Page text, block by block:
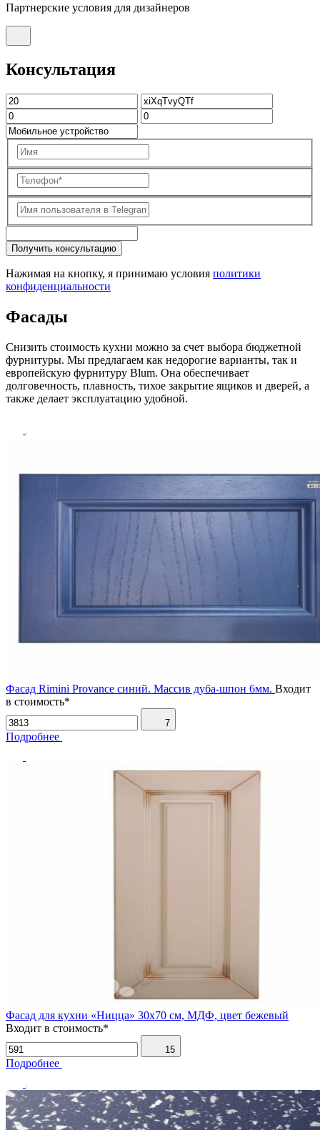
Партнерские условия для дизайнеров
Консультация
Получить консультацию
Нажимая на кнопку, я принимаю условия политики
конфиденциальности
Фасады
Снизить стоимость кухни можно за счет выбора бюджетной
фурнитуры. Мы предлагаем как недорогие варианты, так и
европейскую фурнитуру Blum. Она обеспечивает
долговечность, плавность, тихое закрытие ящиков и дверей, а
также делает эксплуатацию удобной.
Фасад Rimini Provance синий. Массив дуба-шпон 6мм. Входит
в стоимость*
7
Подробнее
Фасад для кухни «Ницца» 30х70 см, МДФ, цвет бежевый
Входит в стоимость*
15
Подробнее